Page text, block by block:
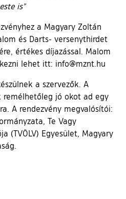
is”
a Magyary Zoltán
és Darts- versenythirdet
értékes díjazással. Malom
lehet itt: info@mznt.hu
a szervezők. A
remélhetőleg jó okot ad egy
A rendezvény megvalósítói:
Te Vagy
(TVÖLV) Egyesület, Magyary